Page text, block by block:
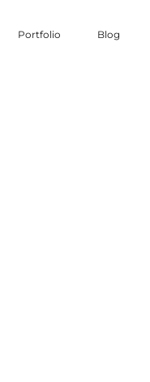
Portfolio Blog